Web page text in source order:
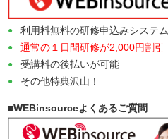
利用料無料の研修申込みシステム
通常の１日間研修が2,000円割引
受講料の後払いが可能
その他特典沢山！
■WEBinsourceよくあるご質問